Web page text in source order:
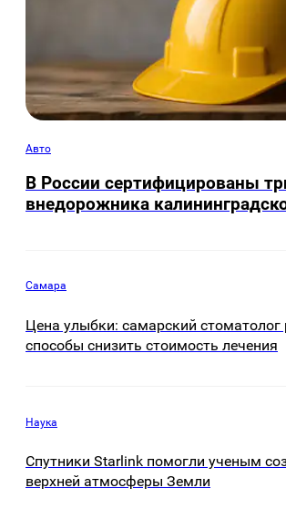
Авто
В России сертифицированы
внедорожника
Самара
Цена улыбки: самарский стоматолог
способы снизить стоимость лечения
Наука
Спутники Starlink помогли ученым
верхней атмосферы Земли